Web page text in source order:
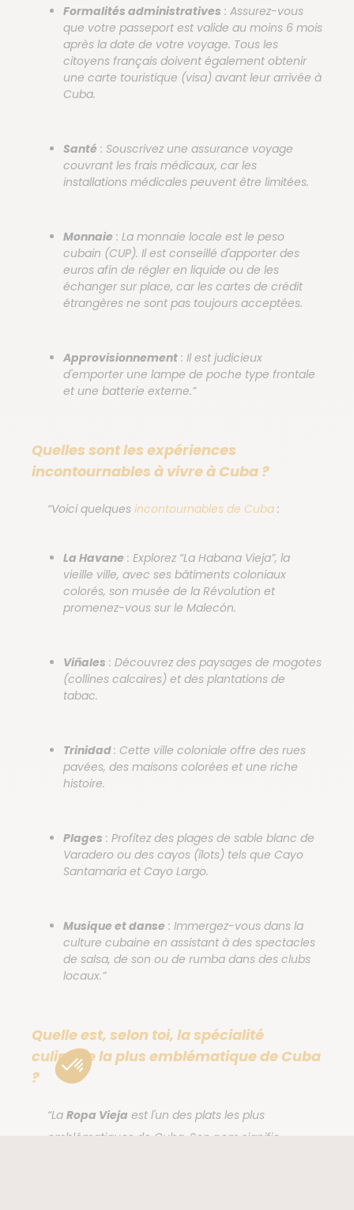
Formalités administratives : Assurez-vous
que votre passeport est valide au moins 6 mois
après la date de votre voyage. Tous les
citoyens français doivent également obtenir
une carte touristique (visa) avant leur arrivée à
Cuba.
Santé : Souscrivez une assurance voyage
couvrant les frais médicaux, car les
installations médicales peuvent être limitées.
Monnaie : La monnaie locale est le peso
cubain (CUP). Il est conseillé d'apporter des
euros afin de régler en liquide ou de les
échanger sur place, car les cartes de crédit
étrangères ne sont pas toujours acceptées.
Approvisionnement : Il est judicieux
d'emporter une lampe de poche type frontale
et une batterie externe.”
Quelles sont les expériences
incontournables à vivre à Cuba ?
“Voici quelques incontournables de Cuba :
La Havane : Explorez “La Habana Vieja”, la
vieille ville, avec ses bâtiments coloniaux
colorés, son musée de la Révolution et
promenez-vous sur le Malecón.
Viñales : Découvrez des paysages de mogotes
(collines calcaires) et des plantations de
tabac.
Trinidad: Cette ville coloniale offre des rues
pavées, des maisons colorées et une riche
histoire.
Plages : Profitez des plages de sable blanc de
Varadero ou des cayos (îlots) tels que Cayo
Santamaría et Cayo Largo.
Musique et danse : Immergez-vous dans la
culture cubaine en assistant à des spectacles
de salsa, de son ou de rumba dans des clubs
locaux.”
Quelle est, selon toi, la spécialité
culinaire la plus emblématique de Cuba
?
“La Ropa Vieja est l'un des plats les plus
emblématiques de Cuba. Son nom signifie